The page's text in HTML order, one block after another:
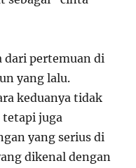
dari pertemuan di
yang lalu.
keduanya tidak
juga
yang serius di
dikenal dengan